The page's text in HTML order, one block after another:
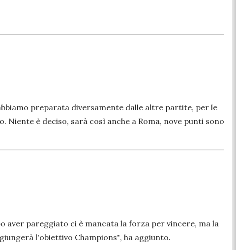
preparata diversamente dalle altre partite, per le
è deciso, sarà così anche a Roma, nove punti sono
aver pareggiato ci è mancata la forza per vincere, ma la
l'obiettivo Champions", ha aggiunto.